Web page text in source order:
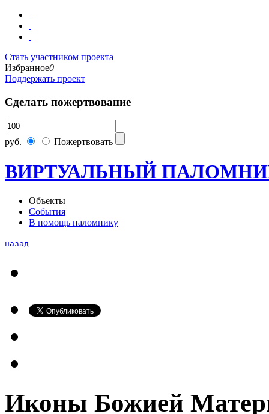
Стать участником проекта
Избранное0
Поддержать проект
Сделать пожертвование
руб. Пожертвовать
ВИРТУАЛЬНЫЙ
Объекты
События
В помощь паломнику
назад
Иконы Божией